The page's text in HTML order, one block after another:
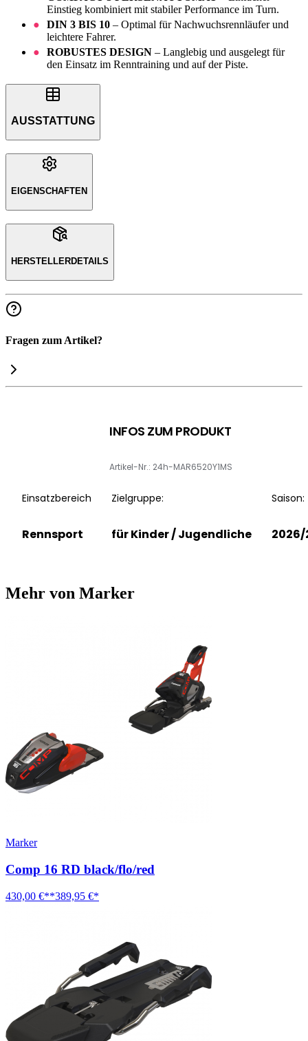
Einstieg kombiniert mit stabiler Performance im Turn.
DIN 3 BIS 10 – Optimal für Nachwuchsrennläufer und
leichtere Fahrer.
ROBUSTES DESIGN – Langlebig und ausgelegt für
den Einsatz im Renntraining und auf der Piste.
AUSSTATTUNG
EIGENSCHAFTEN
HERSTELLERDETAILS
Fragen zum Artikel?
INFOS ZUM PRODUKT
Artikel-Nr.: 24h-MAR6520Y1MS
Einsatzbereich
Rennsport
Zielgruppe:
für Kinder / Jugendliche
Saison:
2026/
Mehr von Marker
Marker
Comp 16 RD black/flo/red
430,00 €**389,95 €*